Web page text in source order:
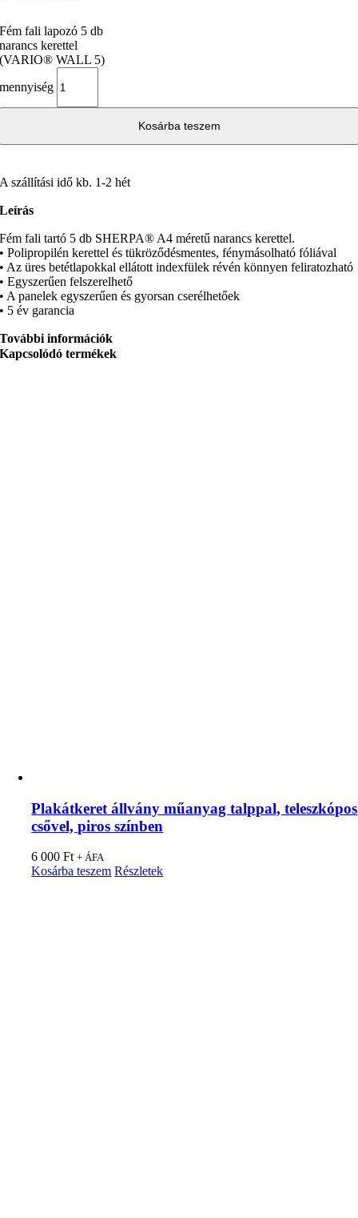
Fém fali lapozó 5 db
narancs kerettel
(VARIO® WALL 5)
mennyiség
Kosárba teszem
A szállítási idő kb. 1-2 hét
Leírás
Fém fali tartó 5 db SHERPA® A4 méretű narancs kerettel.
• Polipropilén kerettel és tükröződésmentes, fénymásolható fóliával
• Az üres betétlapokkal ellátott indexfülek révén könnyen feliratozható
• Egyszerűen felszerelhető
• A panelek egyszerűen és gyorsan cserélhetőek
• 5 év garancia
További információk
Kapcsolódó termékek
Plakátkeret állvány műanyag talppal, teleszkópos
csővel, piros színben
6 000Ft + ÁFA
Kosárba teszem Részletek